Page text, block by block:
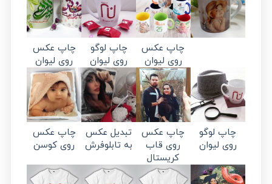
چاپ عکس
روی لیوان
چاپ لوگو
روی لیوان
چاپ عکس
روی لیوان
چاپ لوگو
روی لیوان
چاپ عکس
روی قاب
کریستال
تبدیل عکس
به تابلوفرش
چاپ عکس
روی کوسن